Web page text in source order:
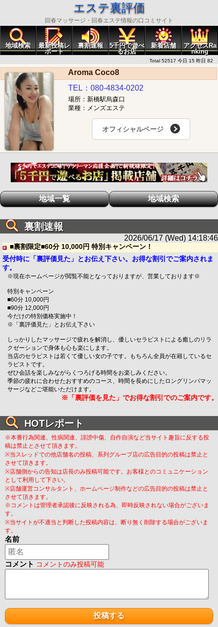
エステ裏評価
回春マッサージ・回春エステ情報の口コミサイト
地域検索
最新投稿レ
ポート
裏割速報
5千円で遊べ
るお店
新着店舗
アクセスRa
nking
Total 52517 今日 15 昨日 82
Aroma Coco8
TEL：080-4834-0202
場所：新橋駅烏森口
業種：メンズエステ
オフィシャルページ
地域一覧 地域検索
裏割速報
2026/06/17 (Wed) 14:18:46
■裏割限定■60分 10,000円 特別キャンペーン！
受付時に「裏評価見た」とお伝え下さい。お得な割引でご案内されま
す。
※現在ホームページが閲覧不能となっておりますが、営業しております※
特別キャンペーン
■60分 10,000円
■90分 12,000円
今だけの特別価格実施中！
※「裏評価見た」とお伝え下さい
しっかりしたマッサージで疲れを解消し、優しいセラピストによる癒しのリラ
クゼーションで身体も心も楽にします。
当店のセラピストは若くて優しい女の子です。もちろん全員が在籍しているセ
ラピストです。
ぜひ会話を楽しみながらくつろげる時間をお楽しみください。
季節の疲れに合わせたおすすめのコース、時間を長めにしたロングリンパマッ
サージなどご堪能いただけます。
※「裏評価を見た」でお得な割引でのご案内です。
HOTレポート
※本番行為関連、性病関連、誹謗中傷、自作自演など当サイト趣旨に反する投
稿は禁止とさせて頂きます。
※当スレッドでの他店舗名の投稿、系列グループ店の広告目的の投稿は禁止と
させて頂きます。
※店舗側からの告知は店長のみ投稿可能です。お客様とのコミュニケーション
として利用して下さい。
※店舗運営コンサルタント、ホームページ制作などの広告目的の投稿は禁止と
させて頂きます。
※コメントは管理者承認後に反映される為、即時反映されない場合がございま
す。
※当サイトが不適当と判断した投稿内容は、断り無く削除する場合がございま
す。
名前
コメント コメントのみ投稿可能